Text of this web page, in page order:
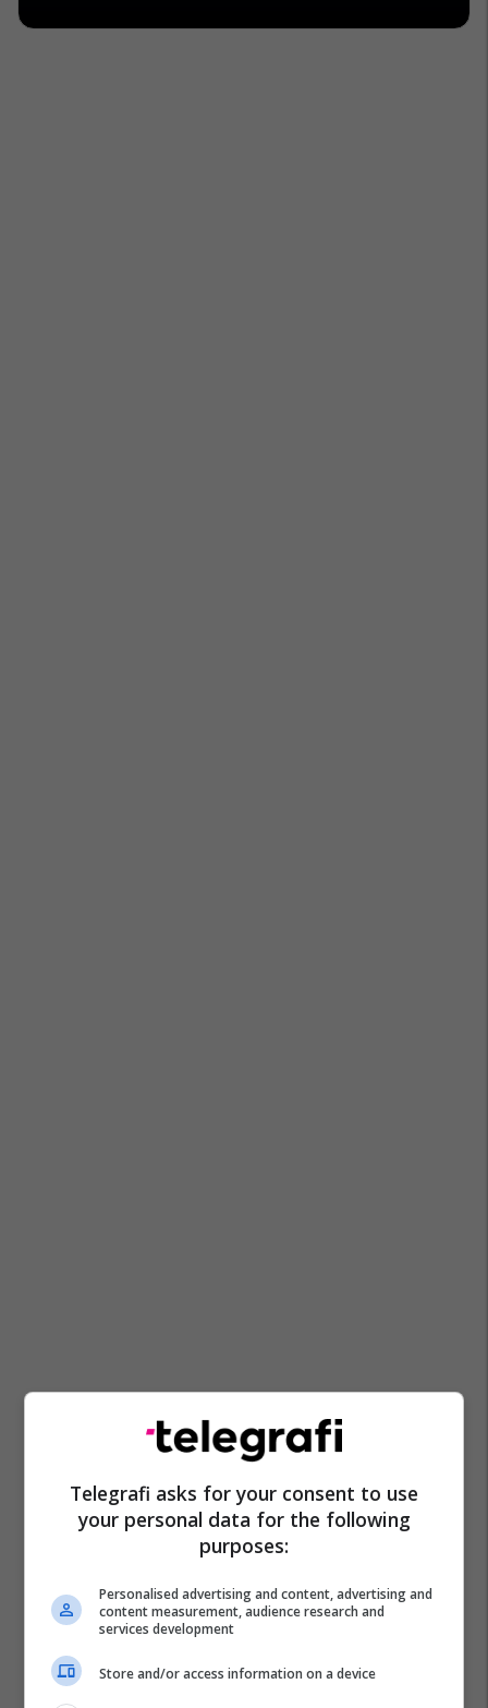
Telegrafi asks for your consent to use
your personal data for the following
purposes:
Personalised advertising and content, advertising and
content measurement, audience research and
services development
Store and/or access information on a device